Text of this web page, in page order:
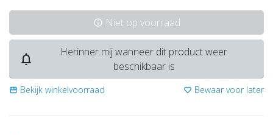
info Niet op voorraad
notifications_none
Herinner mij wanneer dit product weer
beschikbaar is
storefront Bekijk winkelvoorraad favorite_border Bewaar voor later